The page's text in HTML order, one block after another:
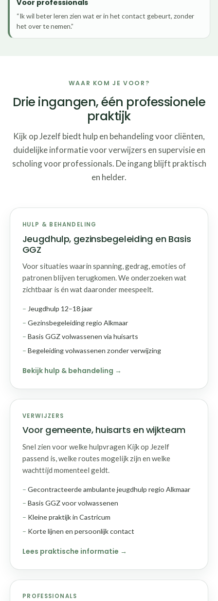
Voor professionals
“Ik wil beter leren zien wat er in het contact gebeurt, zonder
het over te nemen.”
WAAR KOM JE VOOR?
Drie ingangen, één professionele
praktijk
Kijk op Jezelf biedt hulp en behandeling voor cliënten,
duidelijke informatie voor verwijzers en supervisie en
scholing voor professionals. De ingang blijft praktisch
en helder.
HULP & BEHANDELING
Jeugdhulp, gezinsbegeleiding en Basis
GGZ
Voor situaties waarin spanning, gedrag, emoties of
patronen blijven terugkomen. We onderzoeken wat
zichtbaar is én wat daaronder meespeelt.
Jeugdhulp 12–18 jaar
Gezinsbegeleiding regio Alkmaar
Basis GGZ volwassenen via huisarts
Begeleiding volwassenen zonder verwijzing
Bekijk hulp & behandeling
VERWIJZERS
Voor gemeente, huisarts en wijkteam
Snel zien voor welke hulpvragen Kijk op Jezelf
passend is, welke routes mogelijk zijn en welke
wachttijd momenteel geldt.
Gecontracteerde ambulante jeugdhulp regio Alkmaar
Basis GGZ voor volwassenen
Kleine praktijk in Castricum
Korte lijnen en persoonlijk contact
Lees praktische informatie
PROFESSIONALS